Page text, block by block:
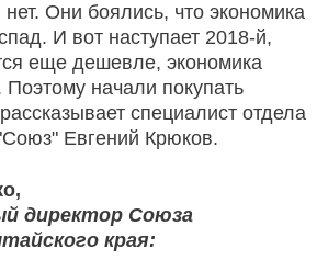
нет. Они боялись, что экономика
И вот наступает 2018-й,
еще дешевле, экономика
Поэтому начали покупать
специалист отдела
Евгений Крюков.
директор Союза
края: